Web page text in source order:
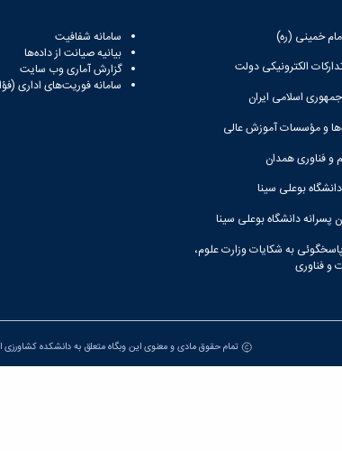
خمینی (ره)
الکترونیکی دولت
اسلامی ایران
و مؤسسات آموزش عالی
و فناوری همدان
دانشگاه بوعلی سینا
پسرانه دانشگاه بوعلی سینا
به شکایات وزارت علوم،
و فناوری
سامانه شفافیت
بیانیه صیانت از داده‌ها
گزارش آماری وب‌ سایت
سامانه فوریت‌های اداری
تمام حقوق مادی و معنوی این وبگاه متعلق به دانشکده